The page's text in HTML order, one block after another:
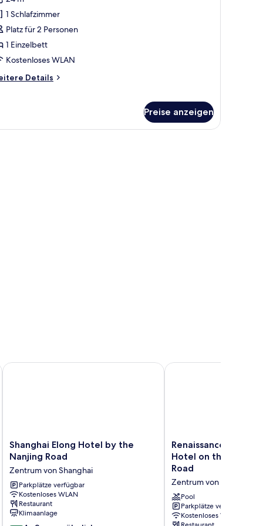
1 Schlafzimmer
Platz für 2 Personen
1 Einzelbett
Kostenloses WLAN
Details
Preise anzeigen
mit Stuhl und Blick auf die Stadt durch das Fenster.
Shanghai
Elong
Hotel
by
the
Nanjing
Road
Zentrum
Shanghai Elong Hotel by the
Nanjing Road
Zentrum von Shanghai
Parkplätze verfügbar
Kostenloses WLAN
Restaurant
Klimaanlage
Shanghai Elong Hotel by the Nanjing Road
Renaissance
Shanghai
Yu
Garden
Hotel
on
the
Bund
Renaissance
Hotel on the Bund
Road
Zentrum von Shanghai
Pool
Parkplätze verfügbar
Kostenloses WLAN
Renaissance